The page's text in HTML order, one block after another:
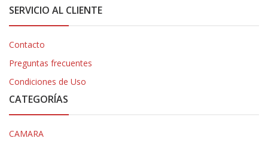
SERVICIO AL CLIENTE
Contacto
Preguntas frecuentes
Condiciones de Uso
CATEGORÍAS
CAMARA